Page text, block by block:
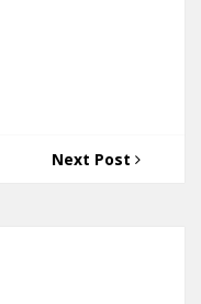
Next Post